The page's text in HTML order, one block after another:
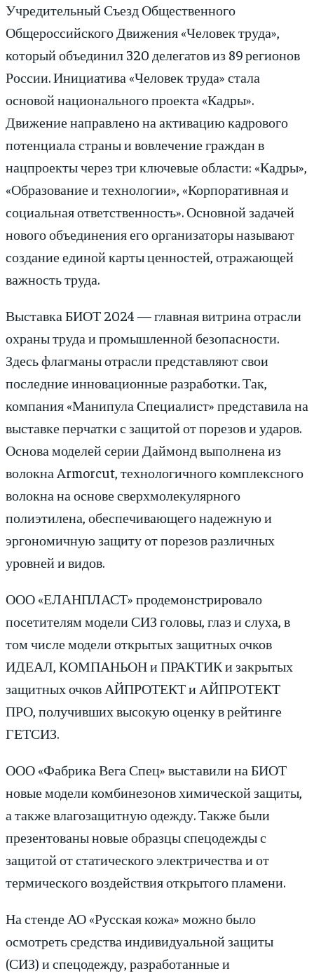
Учредительный Съезд Общественного
Общероссийского Движения «Человек труда»,
который объединил 320 делегатов из 89 регионов
России. Инициатива «Человек труда» стала
основой национального проекта «Кадры».
Движение направлено на активацию кадрового
потенциала страны и вовлечение граждан в
нацпроекты через три ключевые области: «Кадры»,
«Образование и технологии», «Корпоративная и
социальная ответственность». Основной задачей
нового объединения его организаторы называют
создание единой карты ценностей, отражающей
важность труда.
Выставка БИОТ 2024 — главная витрина отрасли
охраны труда и промышленной безопасности.
Здесь флагманы отрасли представляют свои
последние инновационные разработки. Так,
компания «Манипула Специалист» представила на
выставке перчатки с защитой от порезов и ударов.
Основа моделей серии Даймонд выполнена из
волокна Armorcut, технологичного комплексного
волокна на основе сверхмолекулярного
полиэтилена, обеспечивающего надежную и
эргономичную защиту от порезов различных
уровней и видов.
ООО «ЕЛАНПЛАСТ» продемонстрировало
посетителям модели СИЗ головы, глаз и слуха, в
том числе модели открытых защитных очков
ИДЕАЛ, КОМПАНЬОН и ПРАКТИК и закрытых
защитных очков АЙПРОТЕКТ и АЙПРОТЕКТ
ПРО, получивших высокую оценку в рейтинге
ГЕТСИЗ.
ООО «Фабрика Вега Спец» выставили на БИОТ
новые модели комбинезонов химической защиты,
а также влагозащитную одежду. Также были
презентованы новые образцы спецодежды с
защитой от статического электричества и от
термического воздействия открытого пламени.
На стенде АО «Русская кожа» можно было
осмотреть средства индивидуальной защиты
(СИЗ) и спецодежду, разработанные и